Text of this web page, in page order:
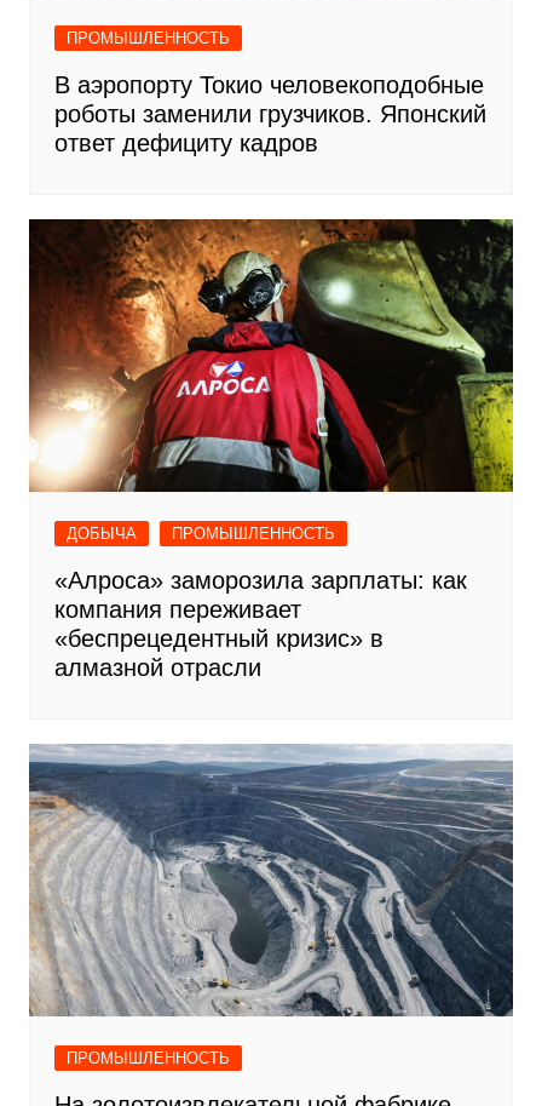
ПРОМЫШЛЕННОСТЬ
В аэропорту Токио человекоподобные
роботы заменили грузчиков. Японский
ответ дефициту кадров
ДОБЫЧА ПРОМЫШЛЕННОСТЬ
«Алроса» заморозила зарплаты: как
компания переживает
«беспрецедентный кризис» в
алмазной отрасли
ПРОМЫШЛЕННОСТЬ